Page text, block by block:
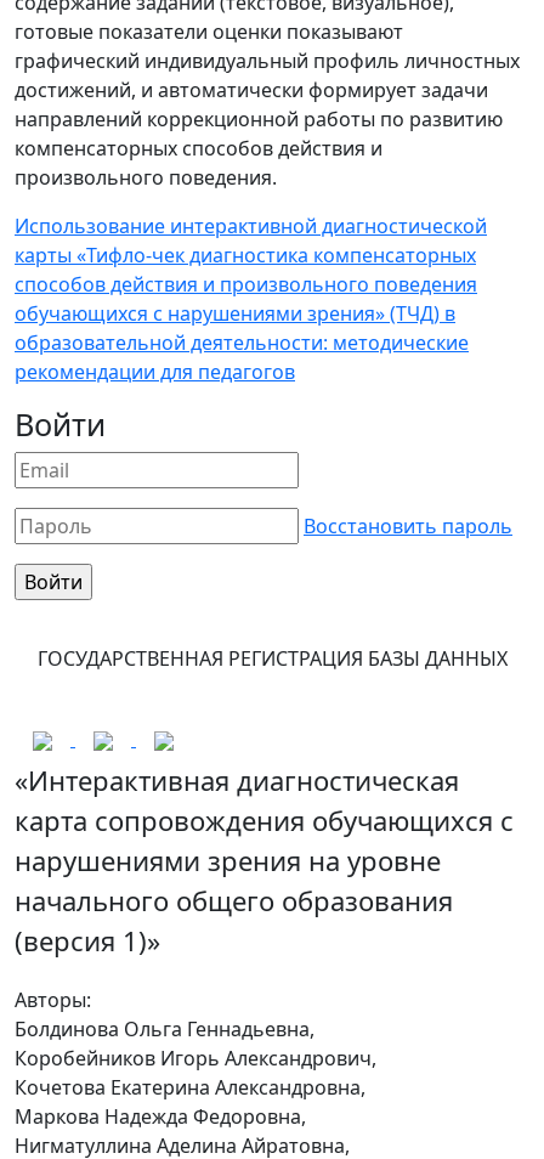
готовые показатели оценки показывают
графический индивидуальный профиль личностных
достижений, и автоматически формирует задачи
направлений коррекционной работы по развитию
компенсаторных способов действия и
произвольного поведения.
Использование интерактивной диагностической
карты «Тифло-чек диагностика компенсаторных
способов действия и произвольного поведения
обучающихся с нарушениями зрения» (ТЧД) в
образовательной деятельности: методические
рекомендации для педагогов
Войти
Восстановить пароль
ГОСУДАРСТВЕННАЯ РЕГИСТРАЦИЯ БАЗЫ ДАННЫХ
«Интерактивная диагностическая
карта сопровождения обучающихся с
нарушениями зрения на уровне
начального общего образования
(версия 1)»
Авторы:
Болдинова Ольга Геннадьевна,
Коробейников Игорь Александрович,
Кочетова Екатерина Александровна,
Маркова Надежда Федоровна,
Нигматуллина Аделина Айратовна,